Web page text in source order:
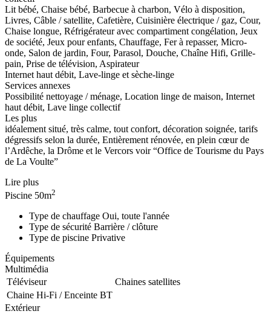
Lit bébé, Chaise bébé, Barbecue à charbon, Vélo à disposition,
Livres, Câble / satellite, Cafetière, Cuisinière électrique / gaz, Cour,
Chaise longue, Réfrigérateur avec compartiment congélation, Jeux
de société, Jeux pour enfants, Chauffage, Fer à repasser, Micro-
onde, Salon de jardin, Four, Parasol, Douche, Chaîne Hifi, Grille-
pain, Prise de télévision, Aspirateur
Internet haut débit, Lave-linge et sèche-linge
Services annexes
Possibilité nettoyage / ménage, Location linge de maison, Internet
haut débit, Lave linge collectif
Les plus
idéalement situé, très calme, tout confort, décoration soignée, tarifs
dégressifs selon la durée, Entièrement rénovée, en plein cœur de
l’Ardêche, la Drôme et le Vercors voir “Office de Tourisme du Pays
de La Voulte”
Lire plus
Piscine 50m2
Type de chauffage Oui, toute l'année
Type de sécurité Barrière / clôture
Type de piscine Privative
Équipements
Multimédia
Téléviseur
Chaines satellites
Chaine Hi-Fi / Enceinte BT
Extérieur